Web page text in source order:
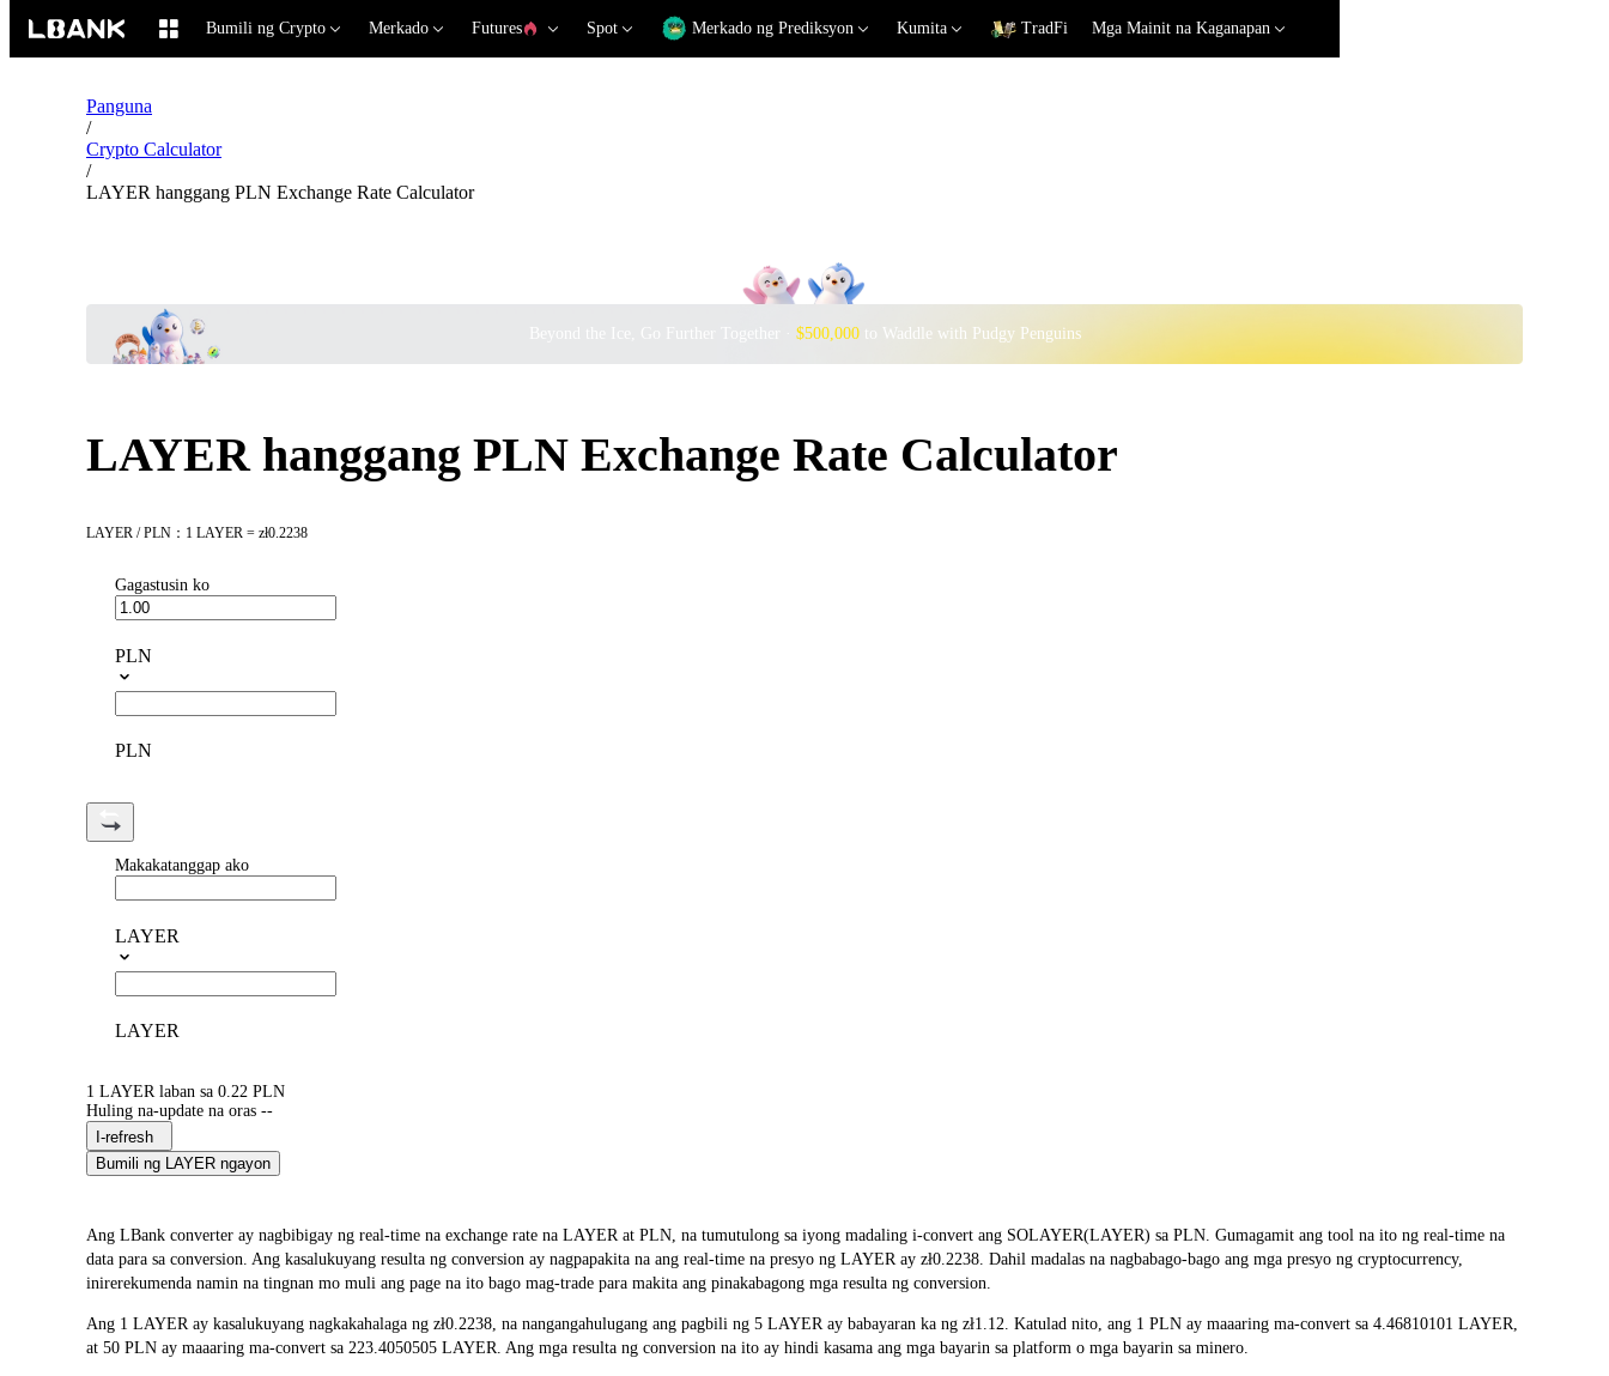
Bumili ng Crypto Merkado Futures Spot Merkado ng Prediksyon Kumita TradFi Mga Mainit na Kaganapan
Panguna
/
Crypto Calculator
/
LAYER hanggang PLN Exchange Rate Calculator
Beyond the Ice, Go Further Together · $500,000to Waddle with Pudgy Penguins
LAYER hanggang PLN Exchange Rate Calculator
LAYER / PLN：1 LAYER = zł0.2238
Gagastusin ko
PLN
PLN
Makakatanggap ako
LAYER
LAYER
1 LAYER laban sa 0.22 PLN
Huling na-update na oras --
I-refresh
Bumili ng LAYER ngayon
Ang LBank converter ay nagbibigay ng real-time na exchange rate na LAYER at PLN, na tumutulong sa iyong madaling i-convert ang SOLAYER(LAYER) sa PLN. Gumagamit ang tool na ito ng real-time na
data para sa conversion. Ang kasalukuyang resulta ng conversion ay nagpapakita na ang real-time na presyo ng LAYER ay zł0.2238. Dahil madalas na nagbabago-bago ang mga presyo ng cryptocurrency,
inirerekumenda namin na tingnan mo muli ang page na ito bago mag-trade para makita ang pinakabagong mga resulta ng conversion.
Ang 1 LAYER ay kasalukuyang nagkakahalaga ng zł0.2238, na nangangahulugang ang pagbili ng 5 LAYER ay babayaran ka ng zł1.12. Katulad nito, ang 1 PLN ay maaaring ma-convert sa 4.46810101 LAYER,
at 50 PLN ay maaaring ma-convert sa 223.4050505 LAYER. Ang mga resulta ng conversion na ito ay hindi kasama ang mga bayarin sa platform o mga bayarin sa minero.